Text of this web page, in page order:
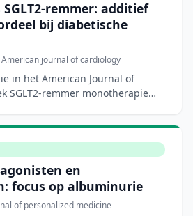
remmer: additief
bij diabetische
American journal of cardiology
in het American Journal of
SGLT2-remmer monotherapie
en
focus op albuminurie
of personalized medicine